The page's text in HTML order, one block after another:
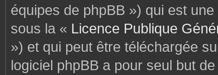
équipes de phpBB ») qui est
sous la « Licence Publique
») et qui peut être téléchargée
logiciel phpBB a pour seul but